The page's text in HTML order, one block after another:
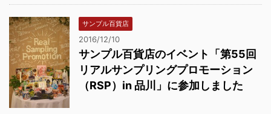
サンプル百貨店
2016/12/10
サンプル百貨店のイベント「第55回
リアルサンプリングプロモーション
（RSP）in 品川」に参加しました